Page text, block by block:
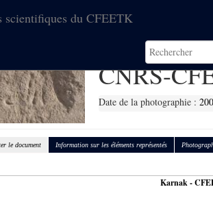
scientifiques du CFEETK
CNRS-
Date de la photographie :
le document Information sur les éléments représentés